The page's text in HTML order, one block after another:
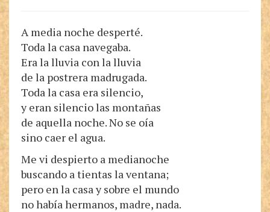
A media noche desperté.
Toda la casa navegaba.
Era la lluvia con la lluvia
de la postrera madrugada.
Toda la casa era silencio,
y eran silencio las montañas
de aquella noche. No se oía
sino caer el agua.
Me vi despierto a medianoche
buscando a tientas la ventana;
pero en la casa y sobre el mundo
no había hermanos, madre, nada.